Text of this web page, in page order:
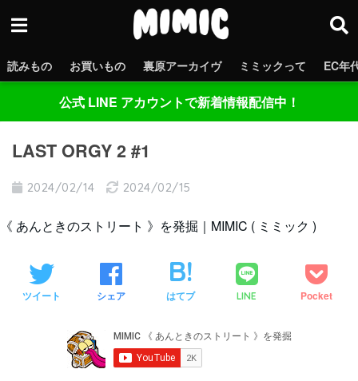
読みもの お買いもの 裏原アーカイヴ ミミックって EC年
公式 LINE アカウントで新着情報配信中！
LAST ORGY 2 #1
2024/02/14 2024/02/15
《 あんときのストリート 》を発掘｜MIMIC ( ミミック )
ツイート シェア はてブ LINE Pocket